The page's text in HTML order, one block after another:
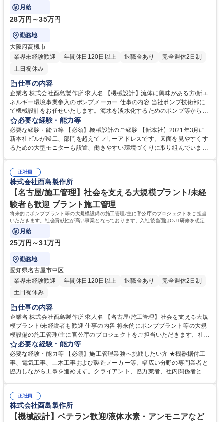
っていただけるポジションです。
月給
28万円～35万円
勤務地
大阪府高槻市
業界未経験歓迎
年間休日120日以上 退職金あり
完全週休2日制
土日祝休み
仕事の内容
企業名 株式会社酉島製作所 求人名 【機械設計】流体に興味がある方/新エ
ネルギー環境事業参入のポンプメーカー 仕事の内容 当社ポンプ技術部に
て機械設計をお任せいたします。海水を淡水化するためのポンプ等から、
液体水素やアンモニアを通すためのポンプ等、高度なポンプが多数あり、
技術力を養っていただけるポジションです。 当社のポンプは中東の国の国
家プロジェクトにも採用されナイル川沿いの緑化に貢献しています。 社会
インフラであるポンプから、先端技術領域を担うポンプまで、ご入社後は
必要な経験・能力等
必要な経験・能力等 【必須】機械設計のご経験 【新本社】2021年3月に
新本社ビルが竣工、部門を超えてフリーアドレスです。図面を見やすくす
るための大型モニターも設置、働きやすい環境づくりに取り組んでいま
歴：大学院 大学 高専 短大 専修学校 高校 語学力： 資格：
正社員
株式会社酉島製作所
【名古屋/施工管理】社会を支える大規模プラント/未経
験者も歓迎 プラント施工管理
将来的にポンププラント等の大規模設備の施工管理/主に官公庁のプロジェクトをご担当
いただきます。社会貢献性が高い事業となっております。入社後当面はOJT研修を想定し
ており丁寧にフォローいたします。
月給
25万円～31万円
勤務地
愛知県名古屋市中区
業界未経験歓迎
年間休日120日以上 退職金あり
完全週休2日制
土日祝休み
仕事の内容
企業名 株式会社酉島製作所 求人名 【名古屋/施工管理】社会を支える大規
模プラント/未経験者も歓迎 仕事の内容 将来的にポンププラント等の大規
模設備の施工管理/主に官公庁のプロジェクトをご担当いただきます。社会
貢献性が高い事業となっております。入社後当面はOJT研修を想定してお
り丁寧にフォローいたします。 ◎日本中の上・下水道施設や、河川、農
林、港湾設備、雨水排水施設など国内の官公庁プロジェクトにおける工事
全体の管理■ポンプはプラントの基幹装置でハイテクポンプメーカーであ
安全管理、品質管理等 プロジェクト全体をとりまとめるのが施工管理技術
者の役割です。 募集職種 【名古屋/施工管理】社会を支える大規模プラン
ト/未経験者も歓迎
必要な経験・能力等
必要な経験・能力等 【必須】施工管理業務へ挑戦したい方 ★機器据付工
事、電気工事、土木工事および製造メーカー等、幅広い分野の専門業者と
協力しながら工事を進めます。クライアント、協力業者、社内関係者とや
業時間、土日も基本的に休みです。★全国のプロジェクトに携わるため、
プロジェクトの間は現地に常駐していただきます。 学歴・資格 学歴：大
学 高専 短大 専修学校 高校 語学力： 資格：
正社員
株式会社酉島製作所
【機械設計】ベテラン歓迎/液体水素・アンモニアなど